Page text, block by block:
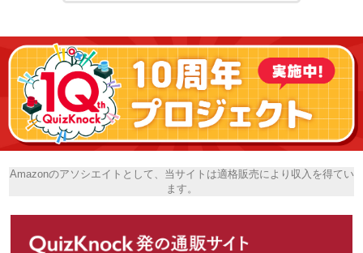
Amazonのアソシエイトとして、当サイトは適格販売により収入を得てい
ます。